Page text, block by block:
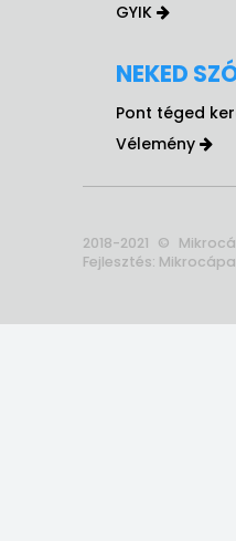
GYIK
NEKED
Pont téged
Vélemény
2018-2021 ©
Fejlesztés: